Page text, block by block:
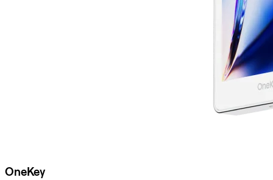
OneKey